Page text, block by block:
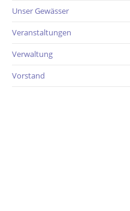
Unser Gewässer
Veranstaltungen
Verwaltung
Vorstand